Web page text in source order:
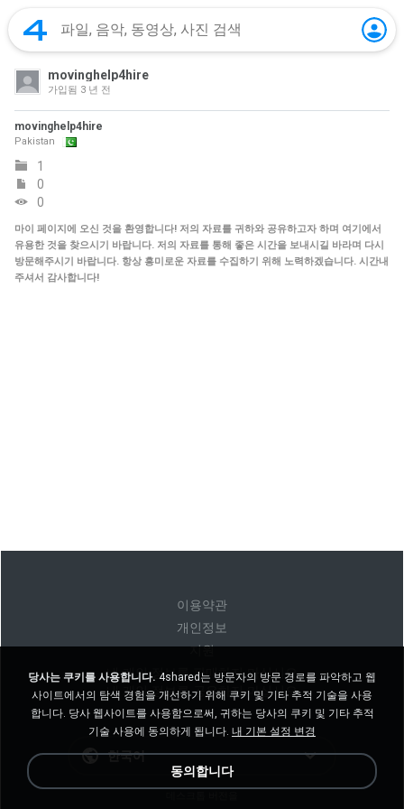
movinghelp4hire
가입됨 3 년 전
movinghelp4hire
Pakistan
1
0
0
마이 페이지에 오신 것을 환영합니다! 저의 자료를 귀하와 공유하고자 하며 여기에서
유용한 것을 찾으시기 바랍니다. 저의 자료를 통해 좋은 시간을 보내시길 바라며 다시
방문해주시기 바랍니다. 항상 흥미로운 자료를 수집하기 위해 노력하겠습니다. 시간내
주셔서 감사합니다!
이용약관
개인정보
지원
내 개인 정보를 판매하지 마십시오
내 개인 정보를 공유하지 마십시오
한국어
당사는 쿠키를 사용합니다. 4shared는 방문자의 방문 경로를 파악하고 웹
사이트에서의 탐색 경험을 개선하기 위해 쿠키 및 기타 추적 기술을 사용
합니다. 당사 웹사이트를 사용함으로써, 귀하는 당사의 쿠키 및 기타 추적
기술 사용에 동의하게 됩니다. 내 기본 설정 변경
동의합니다